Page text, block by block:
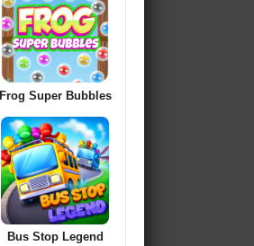
Frog Super Bubbles
Bus Stop Legend